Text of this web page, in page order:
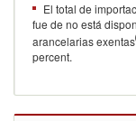
El total de
fue de no está
arancelarias exentas
percent.